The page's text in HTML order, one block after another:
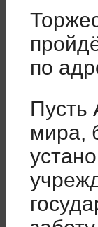
по
Пусть
мира,